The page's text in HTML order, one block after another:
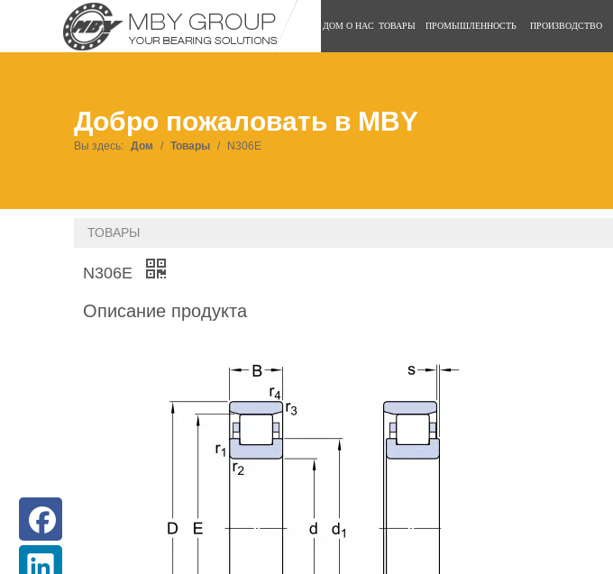
ДОМ О НАС ТОВАРЫ ПРОМЫШЛЕННОСТЬ ПРОИЗВОДСТВО
Добро пожаловать в MBY
Вы здесь: Дом / Товары / N306E
ТОВАРЫ
N306E
Описание продукта